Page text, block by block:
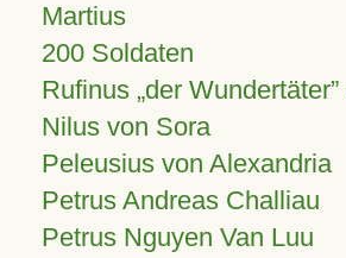
Martius
200 Soldaten
Rufinus „der
Nilus von Sora
Peleusius von Alexandria
Petrus Andreas Challiau
Petrus Nguyen Van Luu